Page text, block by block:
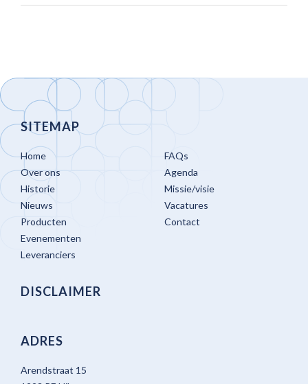
SITEMAP
Home
Over ons
Historie
Nieuws
Producten
Evenementen
Leveranciers
FAQs
Agenda
Missie/visie
Vacatures
Contact
DISCLAIMER
ADRES
Arendstraat 15